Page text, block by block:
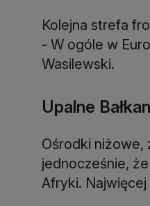
Kolejna strefa
- W ogóle w
Wasilewski.
Upalne
Ośrodki niżowe,
jednocześnie,
Afryki.